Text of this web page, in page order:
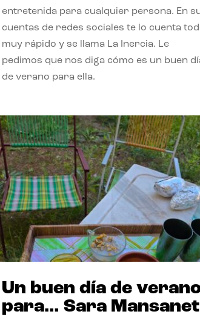
entretenida para cualquier persona. En
cuentas de redes sociales te lo cuenta
muy rápido y se llama La Inercia. Le
pedimos que nos diga cómo es un buen
de verano para ella.
Un buen día de
para… Sara Mansanet